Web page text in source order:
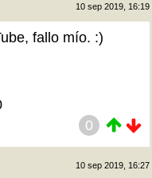
10 sep 2019, 16:19
fallo mío. :)
0
10 sep 2019, 16:27